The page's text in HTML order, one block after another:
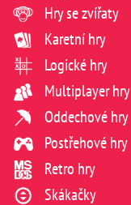
Hry se zvířaty
Karetní hry
Logické hry
Multiplayer hry
Oddechové hry
Postřehové hry
Retro hry
Skákačky